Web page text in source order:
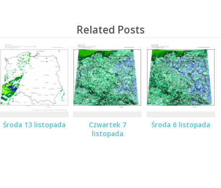
Related Posts
Środa 13 listopada
Czwartek 7
listopada
Środa 6 listopada